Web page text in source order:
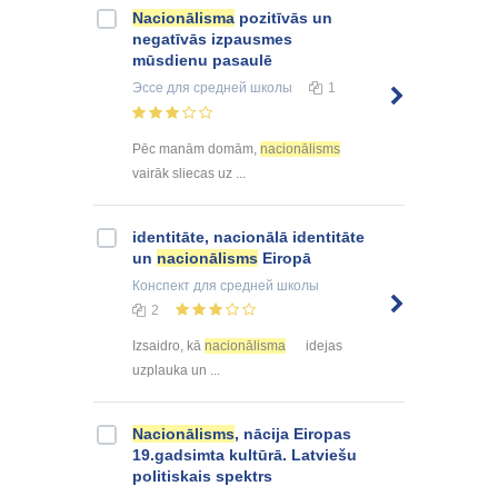
Nacionālisma pozitīvās un
negatīvās izpausmes
mūsdienu pasaulē
Эссе для средней школы 1
Pēc manām domām, nacionālisms
vairāk sliecas uz ...
identitāte, nacionālā identitāte
un nacionālisms Eiropā
Конспект для средней школы
2
Izsaidro, kā nacionālisma
idejas
uzplauka un ...
Nacionālisms, nācija Eiropas
19.gadsimta kultūrā. Latviešu
politiskais spektrs